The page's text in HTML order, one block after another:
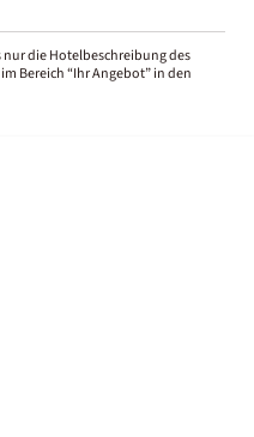
nur die Hotelbeschreibung des
Bereich “Ihr Angebot” in den